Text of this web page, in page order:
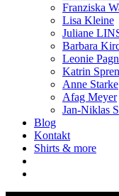
Franziska
Lisa Kleine
Juliane
Barbara
Leonie
Katrin
Anne Starke
Afag Meyer
Jan-Niklas
Blog
Kontakt
Shirts & more